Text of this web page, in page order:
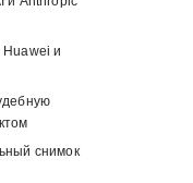
Huawei и
снимок